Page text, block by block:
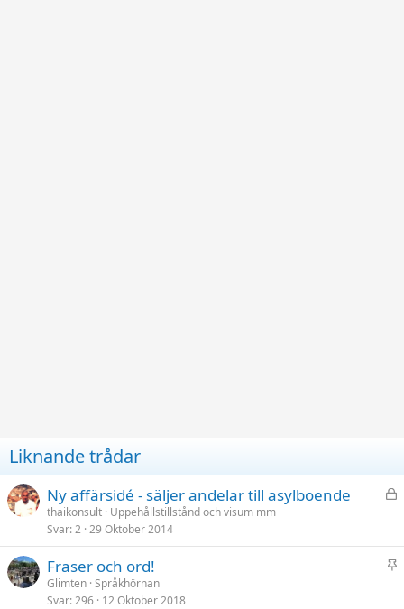
Liknande trådar
L
t
Ny affärsidé - säljer andelar till asylboende
thaikonsult Uppehållstillstånd och visum mm
Svar 2 29 Oktober 2014
K
Fraser och ord!
Glimten Språkhörnan
Svar 296 12 Oktober 2018